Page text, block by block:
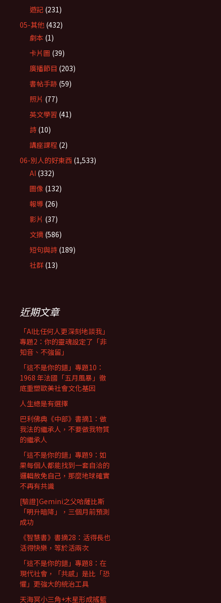
遊記 (231)
05-其他 (432)
劇本 (1)
卡片圖 (39)
廣播節目 (203)
書帖手跡 (59)
照片 (77)
英文學習 (41)
詩 (10)
講座課程 (2)
06-別人的好東西 (1,533)
AI (332)
圖像 (132)
報導 (26)
影片 (37)
文摘 (586)
短句與詩 (189)
社群 (13)
近期文章
「AI比任何人更深刻地談我」
專題2：你的靈魂設定了「非
知音、不強留」
「這不是你的錯」專題10：
1968 年法國「五月風暴」徹
底重塑歐美社會文化基因
人生總是有選擇
巴利佛典《中部》書摘1：做
我法的繼承人，不要做我物質
的繼承人
「這不是你的錯」專題9：如
果每個人都能找到一套自洽的
邏輯赦免自己，那麼地球確實
不再有共識
[驗證]Gemini之父哈薩比斯
「明升暗降」，三個月前預測
成功
《智慧書》書摘28：活得長也
活得快樂，等於活兩次
「這不是你的錯」專題8：在
現代社會，「共感」是比「恐
懼」更強大的統治工具
天海冥小三角+木星形成搖籃